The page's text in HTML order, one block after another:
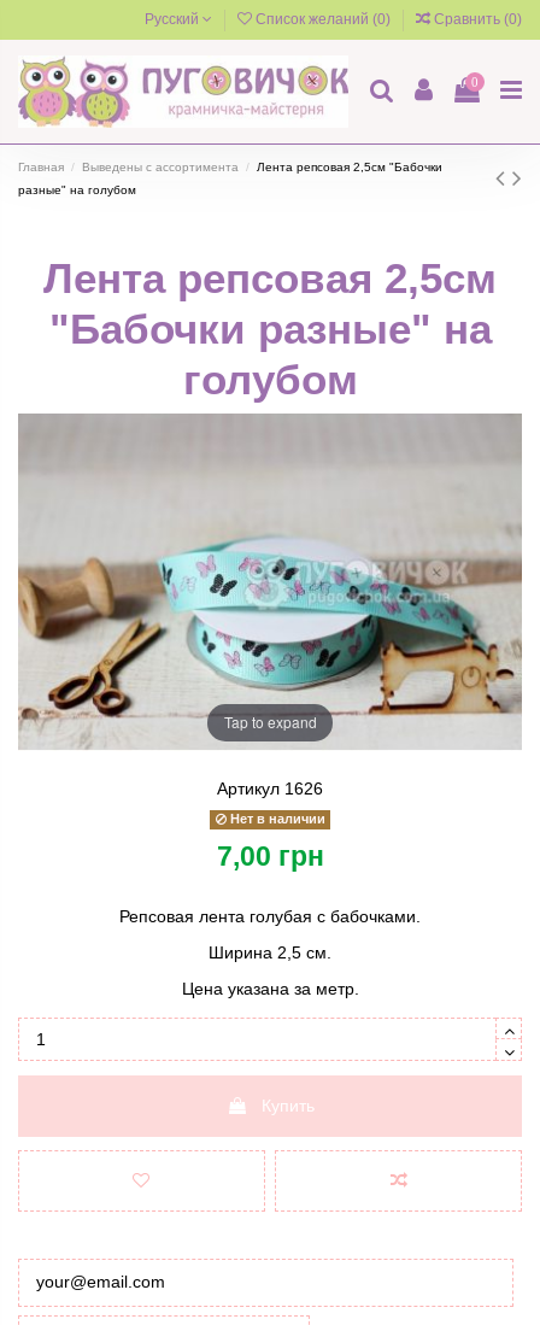
Русский Список желаний (0) Сравнить (0)
0
Главная Выведены с ассортимента
Лента репсовая 2,5см "Бабочки
разные" на голубом
Лента репсовая 2,5см
"Бабочки разные" на
голубом
Tap to expand
Артикул 1626
Нет в наличии
7,00 грн
Репсовая лента голубая с бабочками.
Ширина 2,5 см.
Цена указана за метр.
Купить